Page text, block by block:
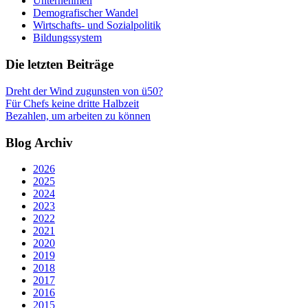
Demografischer Wandel
Wirtschafts- und Sozialpolitik
Bildungssystem
Die letzten Beiträge
Dreht der Wind zugunsten von ü50?
Für Chefs keine dritte Halbzeit
Bezahlen, um arbeiten zu können
Blog Archiv
2026
2025
2024
2023
2022
2021
2020
2019
2018
2017
2016
2015